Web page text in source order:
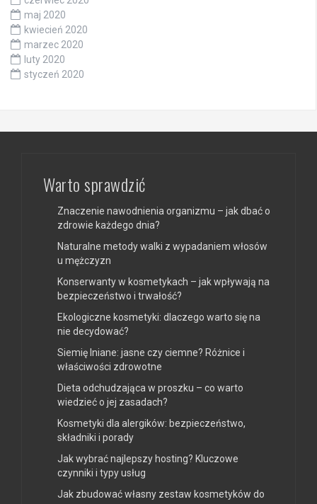
maj 2020
kwiecień 2020
marzec 2020
luty 2020
styczeń 2020
Warto sprawdzić
Znaczenie nawodnienia organizmu – jak dbać o
zdrowie każdego dnia?
Naturalne metody walki z wypadaniem włosów
u mężczyzn
Konserwanty w kosmetykach – jak wpływają na
bezpieczeństwo i trwałość?
Ekologiczne kosmetyki: dlaczego warto się na
nie decydować?
Siemię lniane: jasne czy ciemne? Różnice i
właściwości zdrowotne
Dieta odchudzająca w proszku – co warto
wiedzieć o jej zasadach?
Kosmetyki dla alergików: bezpieczeństwo,
składniki i porady
Jak wybrać najlepszy hosting? Kluczowe
czynniki i typy usług
Jak zbudować własny zestaw kosmetyków do